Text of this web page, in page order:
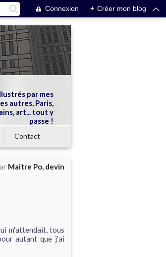
Connexion + Créer mon blog
par mes
autres, Paris,
art... tout y
passe !
Contact
Maitre Po, devin
m'attendait, tous
autant que j'ai